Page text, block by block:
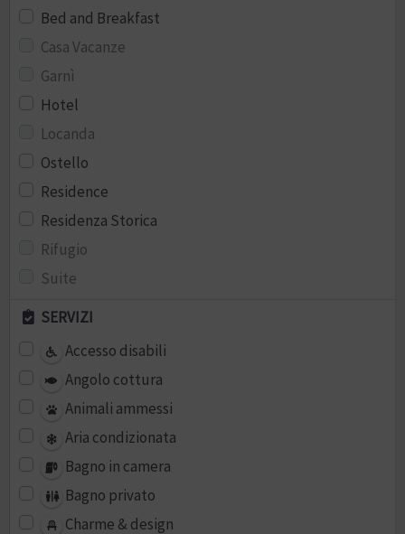
Bed and Breakfast
Casa Vacanze
Garnì
Hotel
Locanda
Ostello
Residence
Residenza Storica
Rifugio
Suite
SERVIZI
Accesso disabili
Angolo cottura
Animali ammessi
Aria condizionata
Bagno in camera
Bagno privato
Charme & design